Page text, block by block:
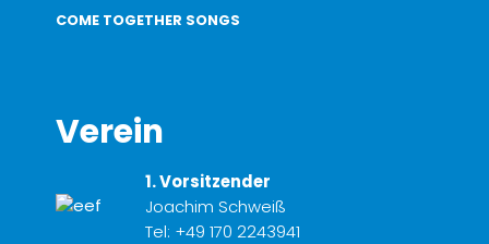
COME TOGETHER SONGS
Verein
1. Vorsitzender
Joachim Schweiß
Tel: +49 170 2243941